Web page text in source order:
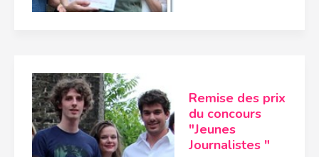
Remise des prix
du concours
"Jeunes
Journalistes "